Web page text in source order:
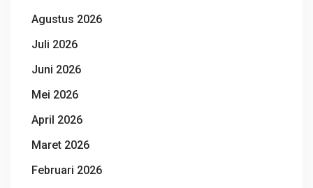
Agustus 2026
Juli 2026
Juni 2026
Mei 2026
April 2026
Maret 2026
Februari 2026